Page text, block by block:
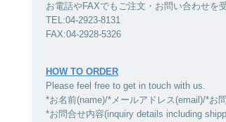
お電話やFAXでもご注文・お問い合わせを
TEL:04-2923-8131
FAX:04-2928-5326
HOW TO ORDER
Please feel free to get in touch with us.
*お名前(name)/*メールアドレス(email)/*お
*お問合せ内容(inquiry details including